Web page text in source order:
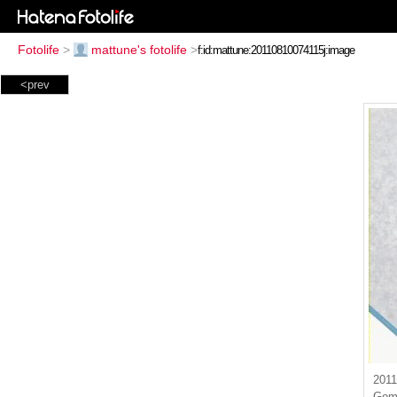
Fotolife > mattune's fotolife >
<prev